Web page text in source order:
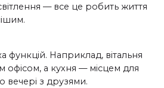
— все це робить життя
функцій. Наприклад, вітальня
офісом, а кухня — місцем для
вечері з друзями.